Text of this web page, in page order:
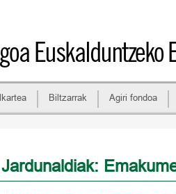
Euskalduntzeko
Biltzarrak Agiri fondoa